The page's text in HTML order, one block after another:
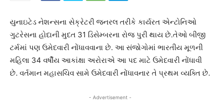
યુનાઇટેડ નેશન્સના સેક્રેટરી જનરલ તરીકે કાર્યરત એન્ટોનિઓ
ગુટરેસના હોદાની મુદત 31 ડિસેમ્બરના રોજ પુરી થાય છે.તેઓ બીજી
ટર્મમાં પણ ઉમેદવારી નોંધાવવાના છે. આ સંજોગોમાં ભારતીય મૂળની
મહિલા 34 વર્ષીય આકાંક્ષા અરોરાએ આ પદ માટે ઉમેદવારી નોંધાવી
છે. વર્તમાન મહાસચિવ સામે ઉમેદવારી નોંધાવનાર તે પ્રથમ વ્યક્તિ છે.
- Advertisement -